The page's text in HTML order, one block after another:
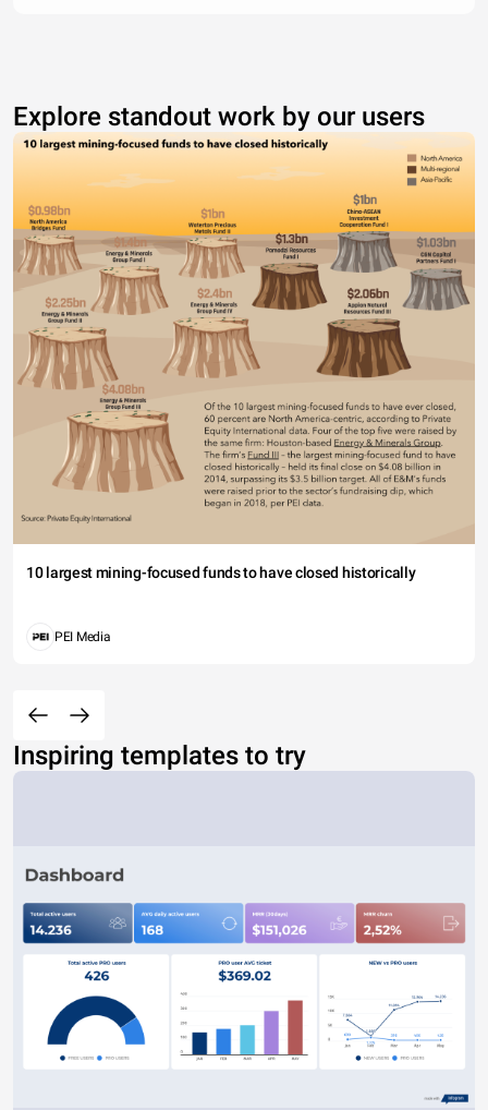
Explore standout work by our users
10 largest mining-focused funds to have closed historically
PEI Media
Inspiring templates to try